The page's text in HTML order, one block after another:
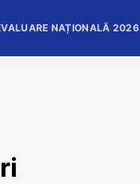
NAȚIONALĂ 2026